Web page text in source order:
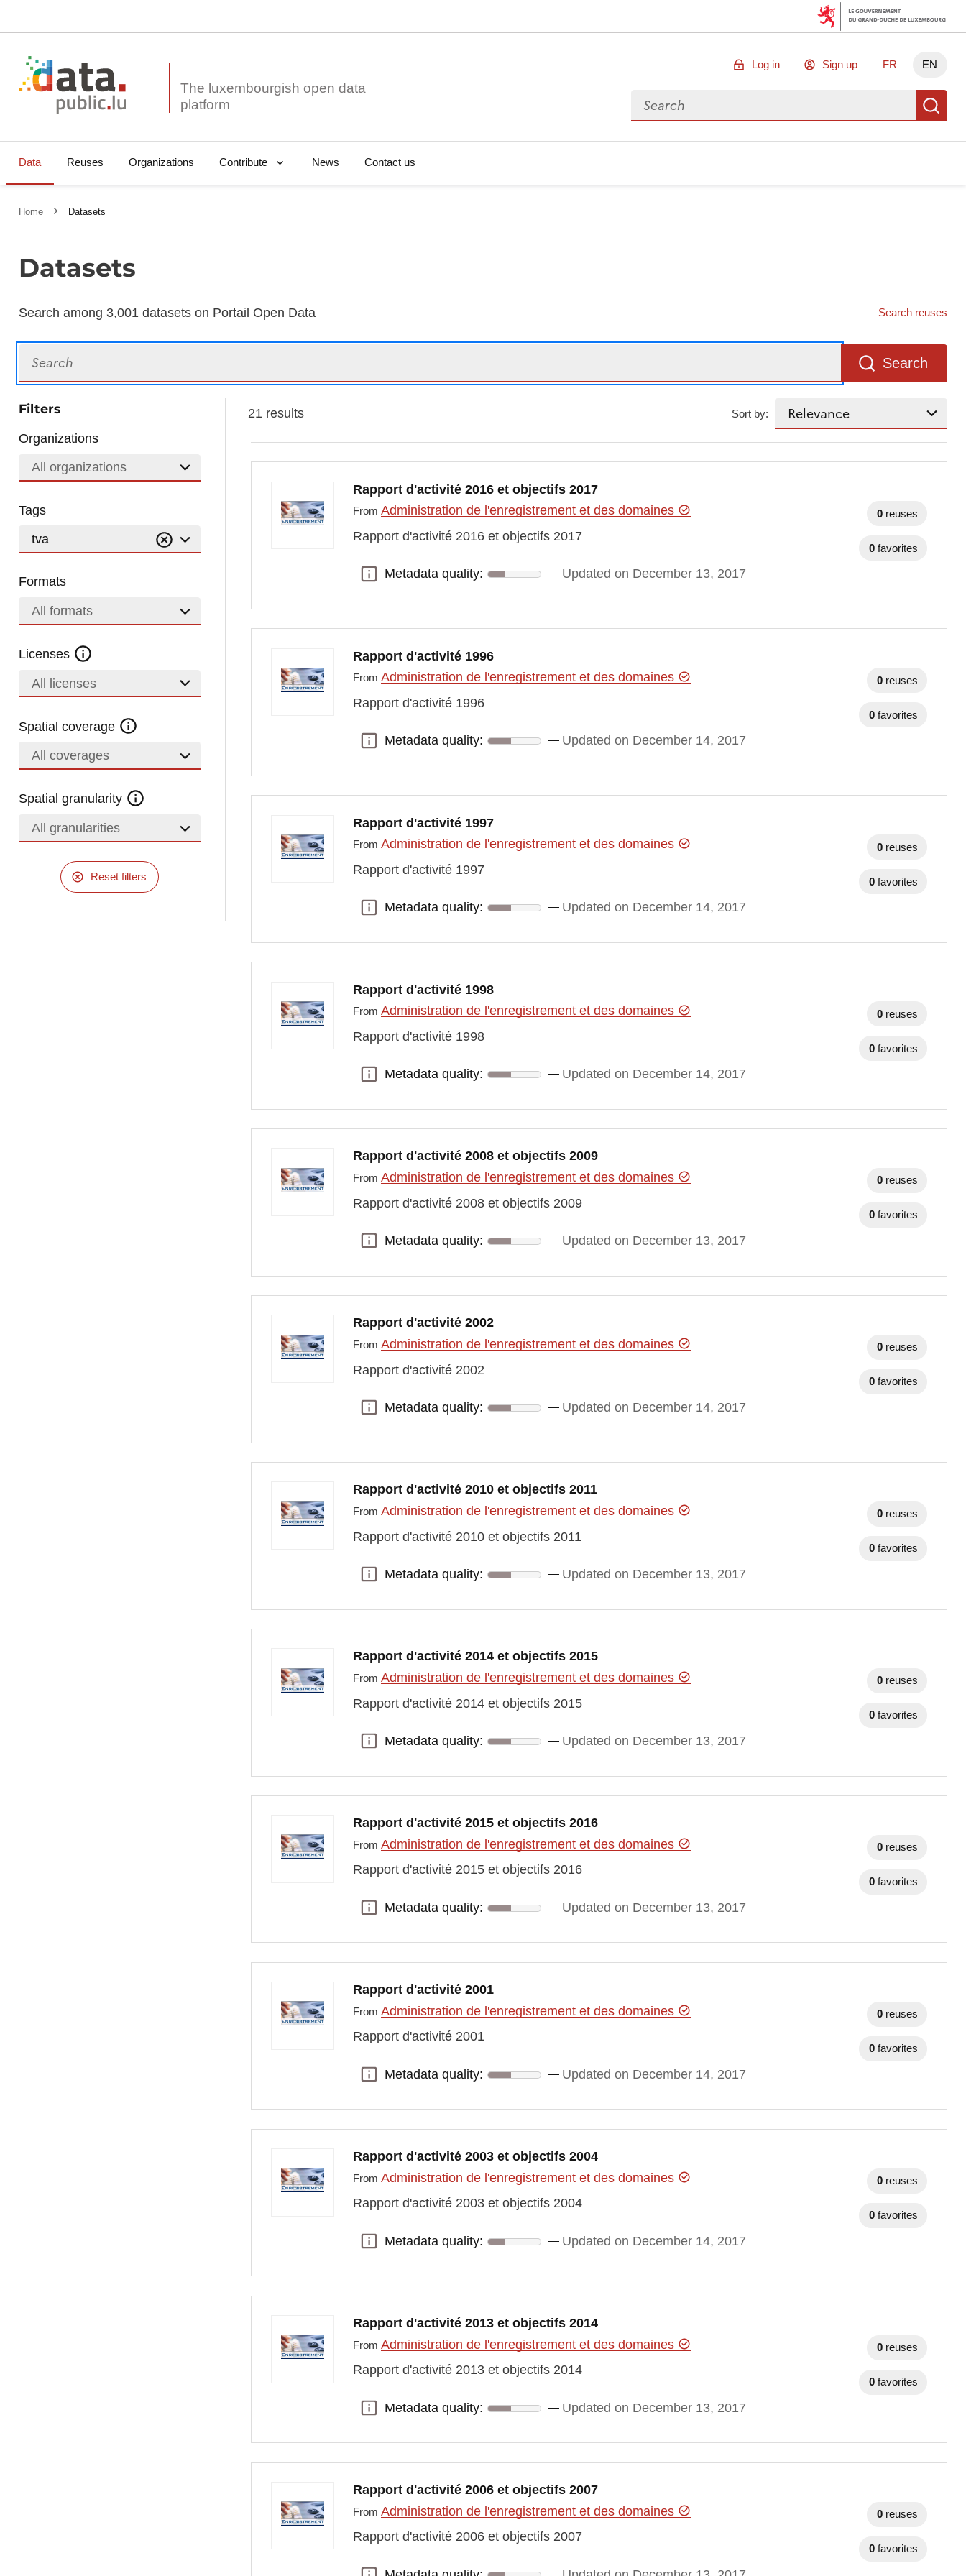
The luxembourgish open data
Log in Sign up FR EN
Search for data
Data Reuses Organizations Contribute News Contact us
Home Datasets
Datasets
Search among 3,001 datasets on Portail Open Data Search reuses
Search
Filters
Organizations
All organizations
Tags
tva
Formats
All formats
Licenses
All licenses
Spatial coverage
All coverages
Spatial granularity
All granularities
Reset filters
21 results Sort by:
Rapport d'activité 2016 et objectifs 2017
FromAdministration de l'enregistrement et des domaines
Rapport d'activité 2016 et objectifs 2017
Metadata quality:
Metadata quality: Updated on December 13, 2017
0 reuses
0 favorites
Rapport d'activité 1996
FromAdministration de l'enregistrement et des domaines
Rapport d'activité 1996
Metadata quality:
Metadata quality: Updated on December 14, 2017
0 reuses
0 favorites
Rapport d'activité 1997
FromAdministration de l'enregistrement et des domaines
Rapport d'activité 1997
Metadata quality:
Metadata quality: Updated on December 14, 2017
0 reuses
0 favorites
Rapport d'activité 1998
FromAdministration de l'enregistrement et des domaines
Rapport d'activité 1998
Metadata quality:
Metadata quality: Updated on December 14, 2017
0 reuses
0 favorites
Rapport d'activité 2008 et objectifs 2009
FromAdministration de l'enregistrement et des domaines
Rapport d'activité 2008 et objectifs 2009
Metadata quality:
Metadata quality: Updated on December 13, 2017
0 reuses
0 favorites
Rapport d'activité 2002
FromAdministration de l'enregistrement et des domaines
Rapport d'activité 2002
Metadata quality:
Metadata quality: Updated on December 14, 2017
0 reuses
0 favorites
Rapport d'activité 2010 et objectifs 2011
FromAdministration de l'enregistrement et des domaines
Rapport d'activité 2010 et objectifs 2011
Metadata quality:
Metadata quality: Updated on December 13, 2017
0 reuses
0 favorites
Rapport d'activité 2014 et objectifs 2015
FromAdministration de l'enregistrement et des domaines
Rapport d'activité 2014 et objectifs 2015
Metadata quality:
Metadata quality: Updated on December 13, 2017
0 reuses
0 favorites
Rapport d'activité 2015 et objectifs 2016
FromAdministration de l'enregistrement et des domaines
Rapport d'activité 2015 et objectifs 2016
Metadata quality:
Metadata quality: Updated on December 13, 2017
0 reuses
0 favorites
Rapport d'activité 2001
FromAdministration de l'enregistrement et des domaines
Rapport d'activité 2001
Metadata quality:
Metadata quality: Updated on December 14, 2017
0 reuses
0 favorites
Rapport d'activité 2003 et objectifs 2004
FromAdministration de l'enregistrement et des domaines
Rapport d'activité 2003 et objectifs 2004
Metadata quality:
Metadata quality: Updated on December 14, 2017
0 reuses
0 favorites
Rapport d'activité 2013 et objectifs 2014
FromAdministration de l'enregistrement et des domaines
Rapport d'activité 2013 et objectifs 2014
Metadata quality:
Metadata quality: Updated on December 13, 2017
0 reuses
0 favorites
Rapport d'activité 2006 et objectifs 2007
FromAdministration de l'enregistrement et des domaines
Rapport d'activité 2006 et objectifs 2007
0 reuses
0 favorites